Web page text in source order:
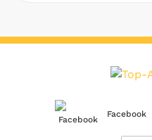
Facebook